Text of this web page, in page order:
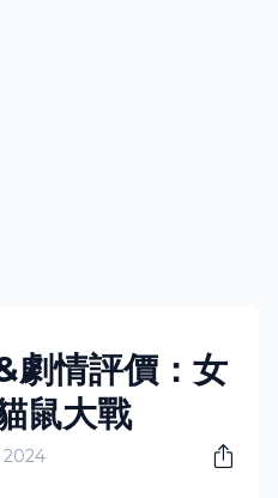
劇情評價：女
鼠大戰
2024